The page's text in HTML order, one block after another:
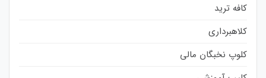
کافه ترید
کلاهبرداری
کلوپ نخبگان مالی